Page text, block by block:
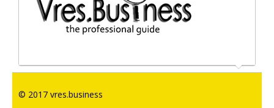
© 2017 vres.business